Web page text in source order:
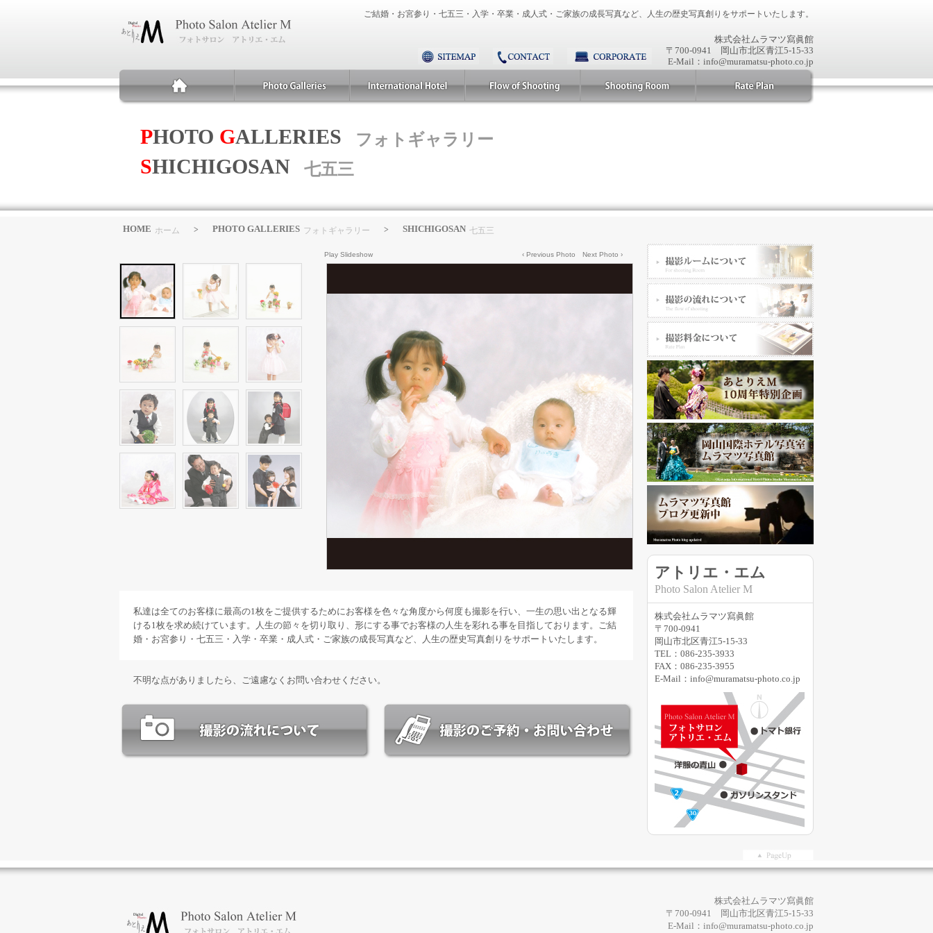
ご結婚・お宮参り・七五三・入学・卒業・成人式・ご家族の成長写真など、人生の歴史写真創りをサポートいたします。
株式会社ムラマツ寫眞館
〒700-0941 岡山市北区青江5-15-33
E-Mail：info@muramatsu-photo.co.jp
PHOTO GALLERIES フォトギャラリー
SHICHIGOSAN 七五三
HOME ホーム > PHOTO GALLERIES フォトギャラリー > SHICHIGOSAN 七五三
Play Slideshow ‹ Previous Photo Next Photo ›
私達は全てのお客様に最高の1枚をご提供するためにお客様を色々な角度から何度も撮影を行い、一生の思い出となる輝
ける1枚を求め続けています。人生の節々を切り取り、形にする事でお客様の人生を彩れる事を目指しております。ご結
婚・お宮参り・七五三・入学・卒業・成人式・ご家族の成長写真など、人生の歴史写真創りをサポートいたします。
不明な点がありましたら、ご遠慮なくお問い合わせください。
アトリエ・エム
Photo Salon Atelier M
株式会社ムラマツ寫眞館
〒700-0941
岡山市北区青江5-15-33
TEL：086-235-3933
FAX：086-235-3955
E-Mail：info@muramatsu-photo.co.jp
株式会社ムラマツ寫眞館
〒700-0941 岡山市北区青江5-15-33
E-Mail：info@muramatsu-photo.co.jp